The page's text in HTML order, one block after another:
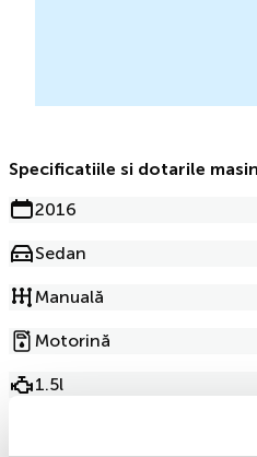
Specificatiile si dotarile
2016
Sedan
Manuală
Motorină
1.5l